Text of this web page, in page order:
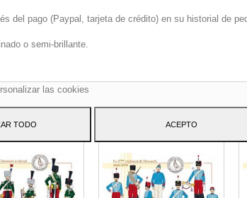
del pago (Paypal, tarjeta de crédito) en su historial de
o semi-brillante.
propias y de terceros para mejorar nuestros
con sus preferencias mediante el análisis de sus
las cookies
TODO ACEPTO